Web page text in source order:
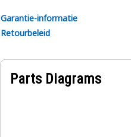
Garantie-informatie
Retourbeleid
Parts Diagrams